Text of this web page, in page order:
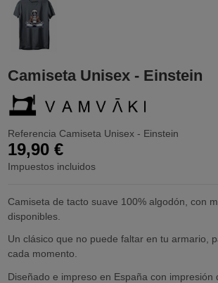
Camiseta Unisex - Einstein
Referencia Camiseta Unisex - Einstein
19,90 €
Impuestos incluidos
Camiseta de tacto suave 100% algodón, con
disponibles.
Un clásico que no puede faltar en tu armario,
cada momento.
Diseñado e impreso en España con impresión